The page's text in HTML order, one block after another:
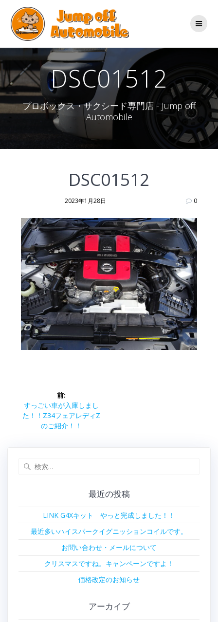
ン
テ
ン
ツ
キ
ッ
DSC01512
プロボックス・サクシード専門店 - Jump off
Automobile
DSC01512
2023年1月28日 0
稿
ゲ
前:
前
の
すっごい車が入庫しまし
た！！Z34フェアレディZ
のご紹介！！
最近の投稿
LINK G4Xキット やっと完成しました！！
最近多いハイスパークイグニッションコイルです。
お問い合わせ・メールについて
クリスマスですね。キャンペーンですよ！
価格改定のお知らせ
アーカイブ